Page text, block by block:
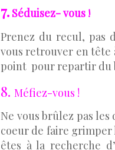
7. Séduisez- vous !
Prenez du recul, pas
vous retrouver en tête
point pour repartir du
8. Méfiez-vous !
Ne vous brûlez pas
coeur de faire grimper
êtes à la recherche